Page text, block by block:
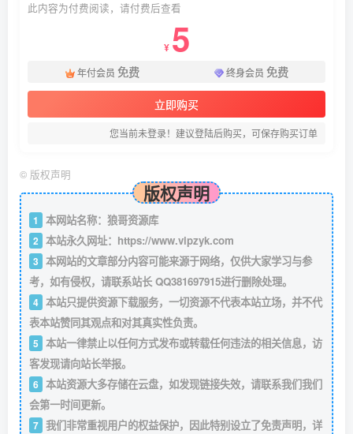
此内容为付费阅读，请付费后查看
¥ 5
年付会员 免费 终身会员 免费
立即购买
您当前未登录！建议登陆后购买，可保存购买订单
© 版权声明
版权声明
1 本网站名称：狼哥资源库
2 本站永久网址： https://www.vipzyk.com
3 本网站的文章部分内容可能来源于网络，仅供大家学习与参
考，如有侵权，请联系站长 QQ381697915进行删除处理。
4 本站只提供资源下载服务，一切资源不代表本站立场，并不代
表本站赞同其观点和对其真实性负责。
5 本站一律禁止以任何方式发布或转载任何违法的相关信息，访
客发现请向站长举报。
6 本站资源大多存储在云盘，如发现链接失效，请联系我们我们
会第一时间更新。
7 我们非常重视用户的权益保护，因此特别设立了免责声明，详